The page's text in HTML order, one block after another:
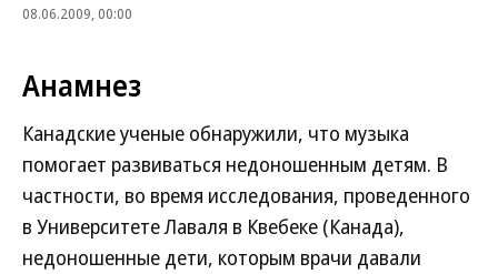
08.06.2009, 00:00
Анамнез
Канадские ученые обнаружили, что музыка
помогает развиваться недоношенным детям. В
частности, во время исследования, проведенного
в Университете Лаваля в Квебеке (Канада),
недоношенные дети, которым врачи давали